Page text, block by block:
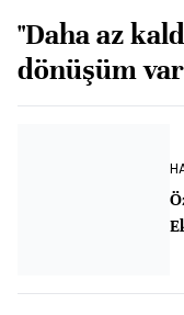
"Daha az
dönüşüm